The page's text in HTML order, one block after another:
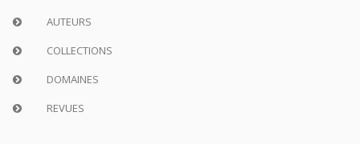
AUTEURS
COLLECTIONS
DOMAINES
REVUES